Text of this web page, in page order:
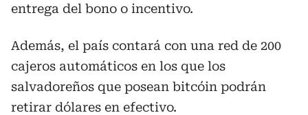
entrega del bono o incentivo.
Además, el país contará con una red de 200
cajeros automáticos en los que los
salvadoreños que posean bitcóin podrán
retirar dólares en efectivo.